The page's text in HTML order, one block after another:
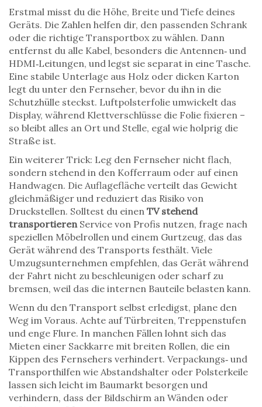
Erstmal misst du die Höhe, Breite und Tiefe deines
Geräts. Die Zahlen helfen dir, den passenden Schrank
oder die richtige Transportbox zu wählen. Dann
entfernst du alle Kabel, besonders die Antennen‑ und
HDMI‑Leitungen, und legst sie separat in eine Tasche.
Eine stabile Unterlage aus Holz oder dicken Karton
legt du unter den Fernseher, bevor du ihn in die
Schutzhülle steckst. Luftpolsterfolie umwickelt das
Display, während Klettverschlüsse die Folie fixieren –
so bleibt alles an Ort und Stelle, egal wie holprig die
Straße ist.
Ein weiterer Trick: Leg den Fernseher nicht flach,
sondern stehend in den Kofferraum oder auf einen
Handwagen. Die Auflagefläche verteilt das Gewicht
gleichmäßiger und reduziert das Risiko von
Druckstellen. Solltest du einen TV stehend
transportierenService von Profis nutzen, frage nach
speziellen Möbelrollen und einem Gurtzeug, das das
Gerät während des Transports festhält. Viele
Umzugsunternehmen empfehlen, das Gerät während
der Fahrt nicht zu beschleunigen oder scharf zu
bremsen, weil das die internen Bauteile belasten kann.
Wenn du den Transport selbst erledigst, plane den
Weg im Voraus. Achte auf Türbreiten, Treppenstufen
und enge Flure. In manchen Fällen lohnt sich das
Mieten einer Sackkarre mit breiten Rollen, die ein
Kippen des Fernsehers verhindert. Verpackungs‑ und
Transporthilfen wie Abstandshalter oder Polsterkeile
lassen sich leicht im Baumarkt besorgen und
verhindern, dass der Bildschirm an Wänden oder